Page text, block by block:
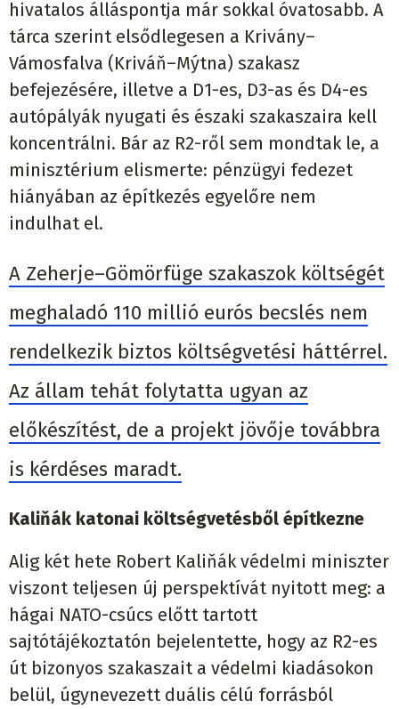
hivatalos álláspontja már sokkal óvatosabb. A
tárca szerint elsődlegesen a Krivány–
Vámosfalva (Kriváň–Mýtna) szakasz
befejezésére, illetve a D1-es, D3-as és D4-es
autópályák nyugati és északi szakaszaira kell
koncentrálni. Bár az R2-ről sem mondtak le, a
minisztérium elismerte: pénzügyi fedezet
hiányában az építkezés egyelőre nem
indulhat el.
A Zeherje–Gömörfüge szakaszok költségét
meghaladó 110 millió eurós becslés nem
rendelkezik biztos költségvetési háttérrel.
Az állam tehát folytatta ugyan az
előkészítést, de a projekt jövője továbbra
is kérdéses maradt.
Kaliňák katonai költségvetésből építkezne
Alig két hete Robert Kaliňák védelmi miniszter
viszont teljesen új perspektívát nyitott meg: a
hágai NATO-csúcs előtt tartott
sajtótájékoztatón bejelentette, hogy az R2-es
út bizonyos szakaszait a védelmi kiadásokon
belül, úgynevezett duális célú forrásból